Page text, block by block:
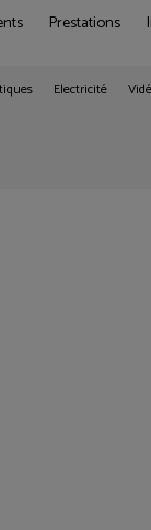
Prestations
Electricité